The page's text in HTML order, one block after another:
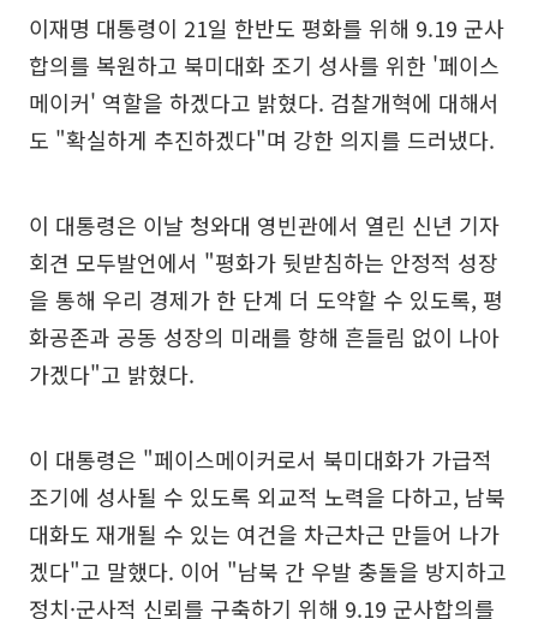
이재명 대통령이 21일 한반도 평화를 위해 9.19 군사
합의를 복원하고 북미대화 조기 성사를 위한 '페이스
메이커' 역할을 하겠다고 밝혔다. 검찰개혁에 대해서
도 "확실하게 추진하겠다"며 강한 의지를 드러냈다.
이 대통령은 이날 청와대 영빈관에서 열린 신년 기자
회견 모두발언에서 "평화가 뒷받침하는 안정적 성장
을 통해 우리 경제가 한 단계 더 도약할 수 있도록, 평
화공존과 공동 성장의 미래를 향해 흔들림 없이 나아
가겠다"고 밝혔다.
이 대통령은 "페이스메이커로서 북미대화가 가급적
조기에 성사될 수 있도록 외교적 노력을 다하고, 남북
대화도 재개될 수 있는 여건을 차근차근 만들어 나가
겠다"고 말했다. 이어 "남북 간 우발 충돌을 방지하고
정치·군사적 신뢰를 구축하기 위해 9.19 군사합의를